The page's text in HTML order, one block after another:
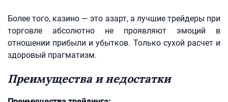
Более того, казино — это азарт, а лучшие трейдеры при
торговле абсолютно не проявляют эмоций в
отношении прибыли и убытков. Только сухой расчет и
здоровый прагматизм.
Преимущества и недостатки